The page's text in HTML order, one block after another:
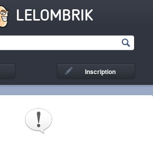
LELOMBRIK
Inscription